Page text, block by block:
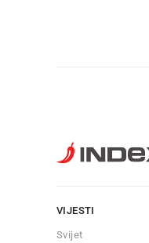
VIJESTI
Svijet